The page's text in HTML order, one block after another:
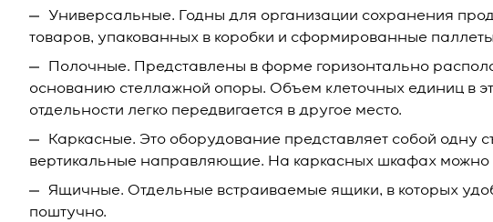
Универсальные. Годны для организации сохранения
товаров, упакованных в коробки и сформированные
Полочные. Представлены в форме горизонтально
основанию стеллажной опоры. Объем клеточных единиц в
отдельности легко передвигается в другое место.
Каркасные. Это оборудование представляет собой одну
вертикальные направляющие. На каркасных шкафах
Ящичные. Отдельные встраиваемые ящики, в которых
поштучно.